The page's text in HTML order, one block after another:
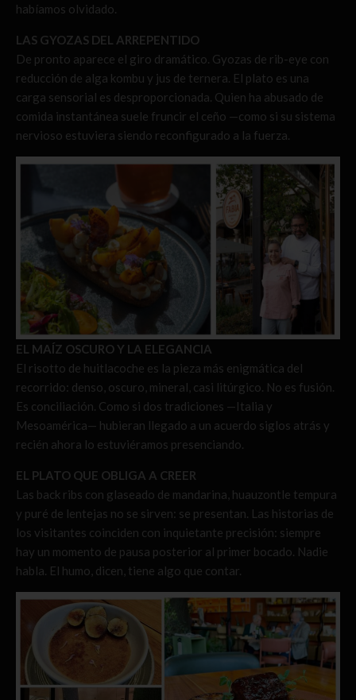
habíamos olvidado.
LAS GYOZAS DEL ARREPENTIDO
De pronto aparece el giro dramático. Gyozas de rib-eye con
reducción de alga kombu y jus de ternera. El plato es una
carga sensorial es desproporcionada. Quien ha abusado de
comida instantánea suele fruncir el ceño —como si su sistema
nervioso estuviera siendo reconfigurado a la fuerza.
EL MAÍZ OSCURO Y LA ELEGANCIA
El risotto de huitlacoche es la pieza más enigmática del
recorrido: denso, oscuro, mineral, casi litúrgico. No es fusión.
Es conciliación. Como si dos tradiciones —Italia y
Mesoamérica— hubieran llegado a un acuerdo siglos atrás y
recién ahora lo estuviéramos presenciando.
EL PLATO QUE OBLIGA A CREER
Las back ribs con glaseado de mandarina, huauzontle tempura
y puré de lentejas no se sirven: se presentan. Las historias de
los visitantes coinciden con inquietante precisión: siempre
hay un momento de pausa posterior al primer bocado. Nadie
habla. El humo, dicen, tiene algo que contar.